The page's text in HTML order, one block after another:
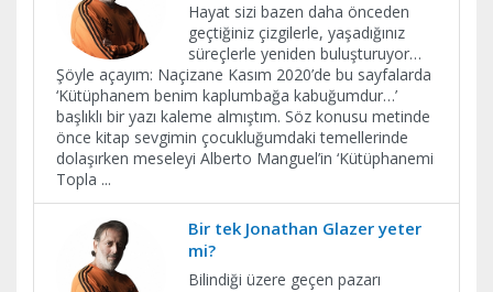
Hayat sizi bazen daha önceden
geçtiğiniz çizgilerle, yaşadığınız
süreçlerle yeniden buluşturuyor…
Şöyle açayım: Naçizane Kasım 2020’de bu sayfalarda
‘Kütüphanem benim kaplumbağa kabuğumdur…’
başlıklı bir yazı kaleme almıştım. Söz konusu metinde
önce kitap sevgimin çocukluğumdaki temellerinde
dolaşırken meseleyi Alberto Manguel’in ‘Kütüphanemi
Topla ...
Bir tek Jonathan Glazer yeter
mi?
Bilindiği üzere geçen pazarı